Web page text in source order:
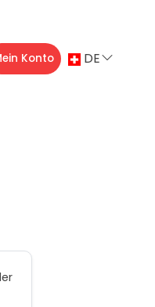
Konto DE